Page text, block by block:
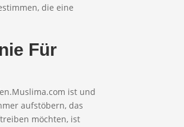
die eine
Für
ist und
aufstöbern, das
möchten, ist